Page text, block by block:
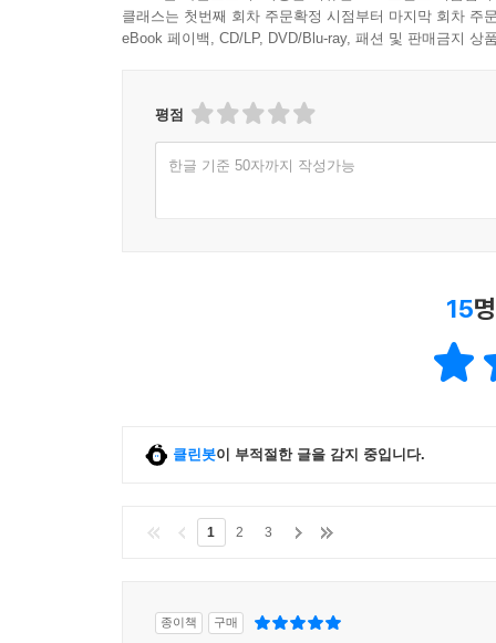
클래스는 첫번째 회차 주문확정 시점부터 마지막 회차 주
eBook 페이백, CD/LP, DVD/Blu-ray, 패션 및 판매금지 상
평점
한글 기준 50자까지 작성가능
15
클린봇이 부적절한 글을 감지 중입니다.
1 2 3
종이책 구매